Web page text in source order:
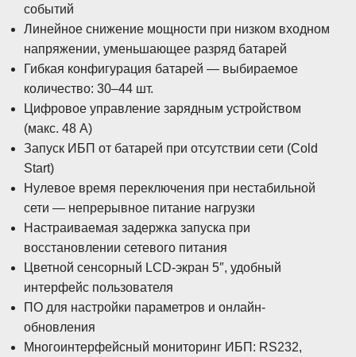
событий
Линейное снижение мощности при низком входном
напряжении, уменьшающее разряд батарей
Гибкая конфигурация батарей — выбираемое
количество: 30–44 шт.
Цифровое управление зарядным устройством
(макс. 48 А)
Запуск ИБП от батарей при отсутствии сети (Cold
Start)
Нулевое время переключения при нестабильной
сети — непрерывное питание нагрузки
Настраиваемая задержка запуска при
восстановлении сетевого питания
Цветной сенсорный LCD-экран 5″, удобный
интерфейс пользователя
ПО для настройки параметров и онлайн-
обновления
Многоинтерфейсный мониторинг ИБП: RS232,